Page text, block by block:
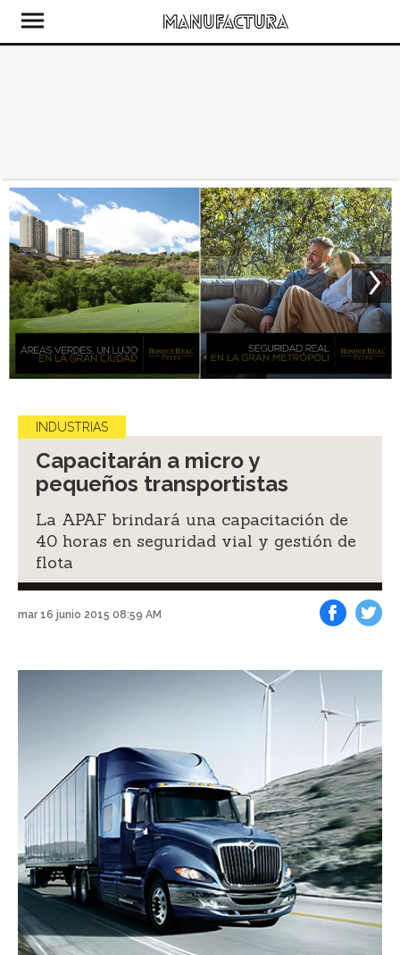
INDUSTRIAS
Capacitarán a micro y
pequeños transportistas
La APAF brindará una capacitación de
40 horas en seguridad vial y gestión de
flota
mar 16 junio 2015 08:59 AM